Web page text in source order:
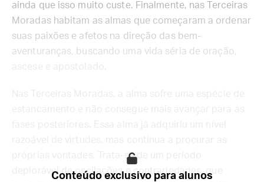
ainda que isso muito custe. Finalmente, nas Terceiras
Moradas habitam as almas que começaram a ordenar
suas paixões e afetos na direção das bem-
aventuranças, buscando uma vida séria de oração,
próprias vontades. Trata-se de um período
deplorável de oscilações e contrariedades, que
Conteúdo exclusivo para alunos